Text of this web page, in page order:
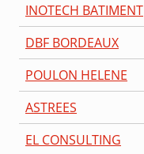
INOTECH BATIMENT
DBF BORDEAUX
POULON HELENE
ASTREES
EL CONSULTING